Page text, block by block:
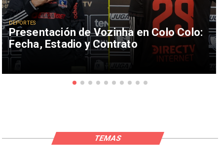
Presentación de Vozinha en Colo Colo:
Fecha, Estadio y Contrato
DEPORTES
TEMAS